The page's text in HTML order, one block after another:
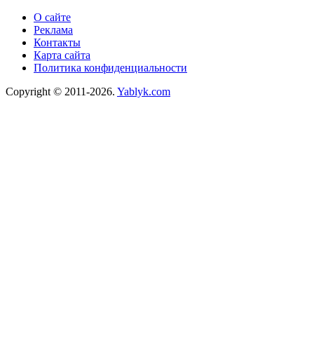
О сайте
Реклама
Контакты
Карта сайта
Политика конфиденциальности
Copyright © 2011-2026. Yablyk.сom